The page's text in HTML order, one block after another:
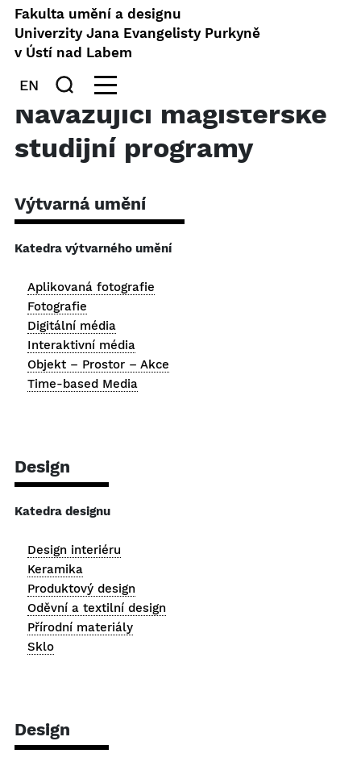
Fakulta umění a designu
Univerzity Jana Evangelisty Purkyně
v Ústí nad Labem
EN
Navazující magisterské
studijní programy
Výtvarná umění
Katedra výtvarného umění
Aplikovaná fotografie
Fotografie
Digitální média
Interaktivní média
Objekt – Prostor – Akce
Time-based Media
Design
Katedra designu
Design interiéru
Keramika
Produktový design
Oděvní a textilní design
Přírodní materiály
Sklo
Design